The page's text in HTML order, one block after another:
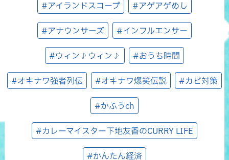
#アイランドスコープ #アゲアゲめし
#アナウンサーズ #インフルエンサー
#ウィン♪ウィン♪ #おうち時間
#オキナワ強者列伝 #オキナワ爆笑伝説 #カビ対策
#かふうch
#カレーマイスター下地友香のCURRY LIFE
#かんたん経済